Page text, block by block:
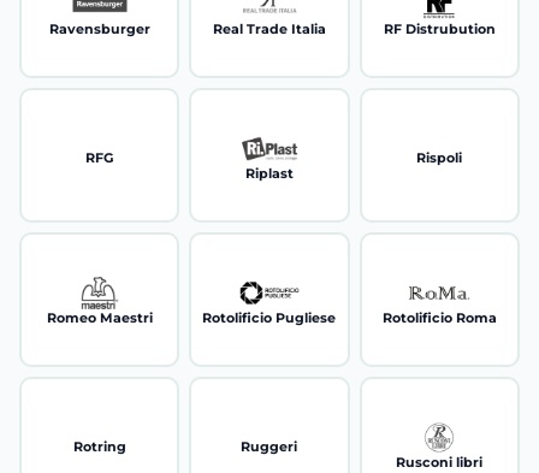
Ravensburger Real Trade Italia RF Distrubution
RFG
Riplast
Rispoli
Romeo Maestri Rotolificio Pugliese Rotolificio Roma
Rotring
Ruggeri
Rusconi libri